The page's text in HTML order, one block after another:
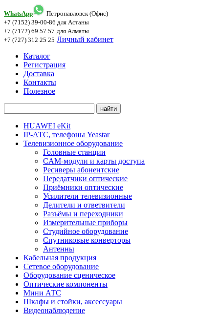
WhatsApp
Петропавловск (Офис)
+7 (7152) 39-00-86 для Астаны
+7 (7172) 69 57 57 для Алматы
+7 (727) 312 25 25 Личный кабинет
Каталог
Регистрация
Доставка
Контакты
Полезное
HUAWEI eKit
IP-АТС, телефоны Yeastar
Телевизионное оборудование
Головные станции
CAM-модули и карты доступа
Ресиверы абонентские
Передатчики оптические
Приёмники оптические
Усилители телевизионные
Делители и ответвители
Разъёмы и переходники
Измерительные приборы
Студийное оборудование
Спутниковые конверторы
Антенны
Кабельная продукция
Сетевое оборудование
Оборудование сценическое
Оптические компоненты
Мини АТС
Шкафы и стойки, аксессуары
Видеонаблюдение